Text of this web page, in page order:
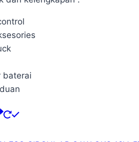
baterai